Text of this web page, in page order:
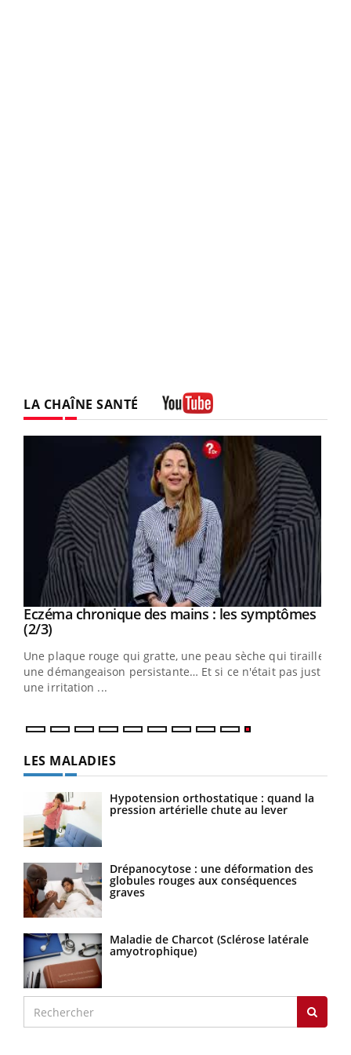
LA CHAÎNE SANTÉ
Youtube
Eczéma chronique des mains : les symptômes
(2/3)Youtube
Une plaque rouge qui gratte, une peau sèche qui tiraille,
une démangeaison persistante… Et si ce n'était pas juste
une irritation ...
LES MALADIES
Hypotension orthostatique : quand la
pression artérielle chute au lever
Drépanocytose : une déformation des
globules rouges aux conséquences
graves
Maladie de Charcot (Sclérose latérale
amyotrophique)